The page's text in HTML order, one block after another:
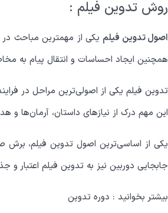
روش تدوین فیلم :
اصول تدوین فیلم یکی از مهمترین مباحث
همچنین ایجاد احساسات و انتقال پیام به
تدوین فیلم یکی از اصولی‌ترین مراحل در
این مهم درک از نیازهای داستان، آرمان‌ها و
یکی از اساسی‌ترین اصول تدوین فیلم، برش
جابجایی دوربین نیز به تدوین فیلم اعتبار
بیشتر بخوانید : دوره تدوین